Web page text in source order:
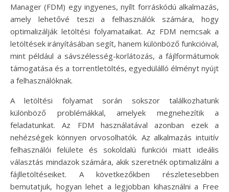
Manager (FDM) egy ingyenes, nyílt forráskódú alkalmazás,
amely lehetővé teszi a felhasználók számára, hogy
optimalizálják letöltési folyamataikat. Az FDM nemcsak a
letöltések irányításában segít, hanem különböző funkcióival,
mint például a sávszélesség-korlátozás, a fájlformátumok
támogatása és a torrentletöltés, egyedülálló élményt nyújt
a felhasználóknak.
A letöltési folyamat során sokszor találkozhatunk
különböző problémákkal, amelyek megnehezítik a
feladatunkat. Az FDM használatával azonban ezek a
nehézségek könnyen orvosolhatók. Az alkalmazás intuitív
felhasználói felülete és sokoldalú funkciói miatt ideális
választás mindazok számára, akik szeretnék optimalizálni a
fájlletöltéseiket. A következőkben részletesebben
bemutatjuk, hogyan lehet a legjobban kihasználni a Free